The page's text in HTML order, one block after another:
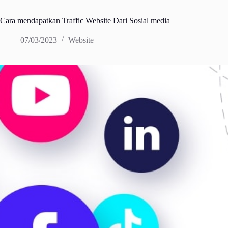
Cara mendapatkan Traffic Website Dari Sosial media
07/03/2023 Website